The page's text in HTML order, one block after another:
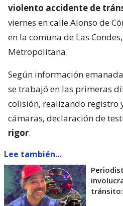
violento accidente de
viernes en calle Alonso de
en la comuna de Las
Metropolitana.
Según información
se trabajó en las primeras
colisión, realizando registro
cámaras, declaración de
rigor.
Lee también...